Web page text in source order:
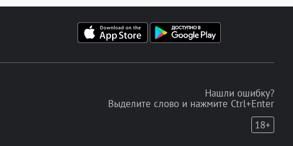
Нашли ошибку?
Выделите слово и нажмите Ctrl+Enter
18+